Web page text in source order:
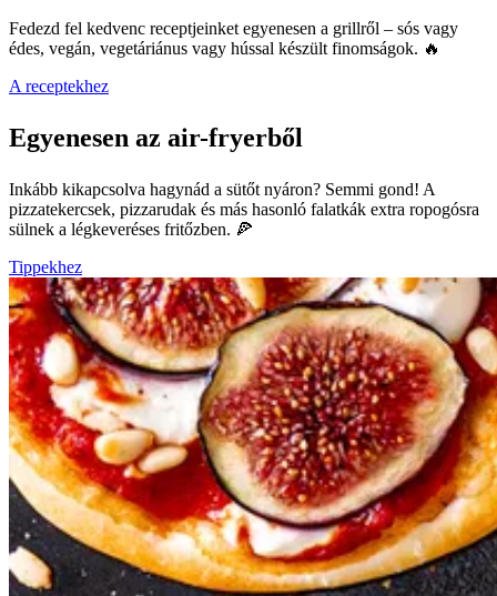
Fedezd fel kedvenc receptjeinket egyenesen a grillről – sós vagy
édes, vegán, vegetáriánus vagy hússal készült finomságok. 🔥
A receptekhez
Egyenesen az air-fryerből
Inkább kikapcsolva hagynád a sütőt nyáron? Semmi gond! A
pizzatekercsek, pizzarudak és más hasonló falatkák extra ropogósra
sülnek a légkeveréses fritőzben. 🍕
Tippekhez